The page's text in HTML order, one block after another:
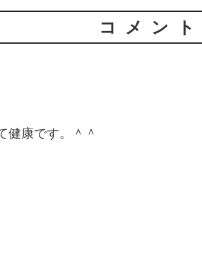
コメント
健康です。＾＾